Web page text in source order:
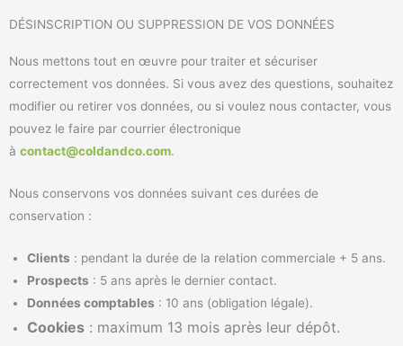
DÉSINSCRIPTION OU SUPPRESSION DE VOS DONNÉES
Nous mettons tout en œuvre pour traiter et sécuriser
correctement vos données. Si vous avez des questions, souhaitez
modifier ou retirer vos données, ou si voulez nous contacter, vous
pouvez le faire par courrier électronique
à contact@coldandco.com.
Nous conservons vos données suivant ces durées de
conservation :
Clients : pendant la durée de la relation commerciale + 5 ans.
Prospects : 5 ans après le dernier contact.
Données comptables : 10 ans (obligation légale).
Cookies : maximum 13 mois après leur dépôt.